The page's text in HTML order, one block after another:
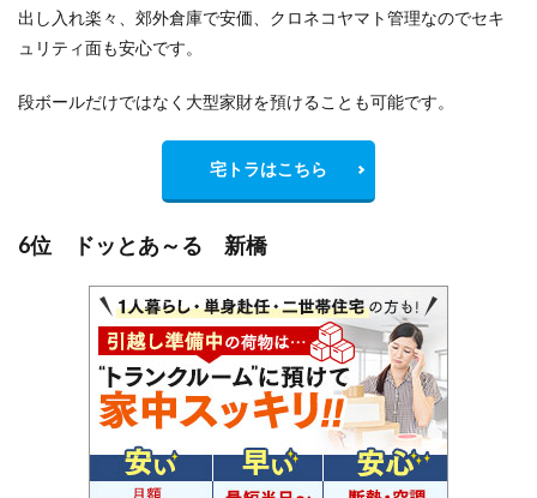
出し入れ楽々、郊外倉庫で安価、クロネコヤマト管理なのでセキ
ュリティ面も安心です。
段ボールだけではなく大型家財を預けることも可能です。
宅トラはこちら
6位 ドッとあ～る 新橋